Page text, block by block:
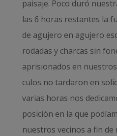
paisaje. Poco duró
las 6 horas restantes la
de agujero en agujero
rodadas y charcas sin
aprisionados en
culos no tardaron en
varias horas nos
posición en la que
nuestros vecinos a fin